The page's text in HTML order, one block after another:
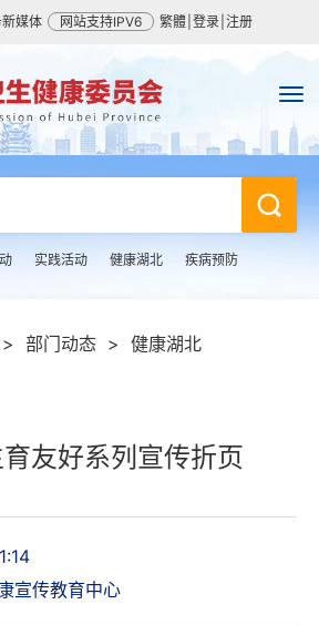
媒体 网站支持IPV6 繁體 登录 注册
实践活动 健康湖北 疾病预防
> 部门动态 > 健康湖北
友好系列宣传折页
宣传教育中心